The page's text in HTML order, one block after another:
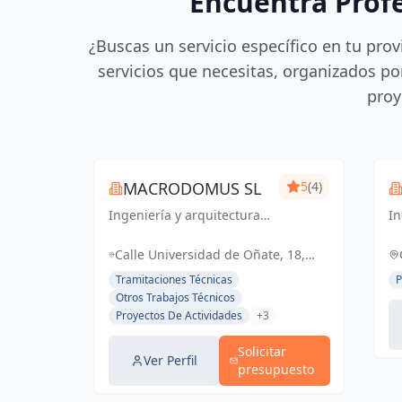
¿Buscas un servicio específico en tu
servicios que necesitas, organizados
MACRODOMUS SL
Ingeniería y arquitectura
futuro sostenible y
5(4)
Calle Universidad de Oñate, 18,
48015 Bilbao, Vizcaya, España,
España
Tramitaciones Técnicas
Otros Trabajos Técnicos
Proyectos De Actividades
+3
Ver Perfil
Solicitar
presupuesto